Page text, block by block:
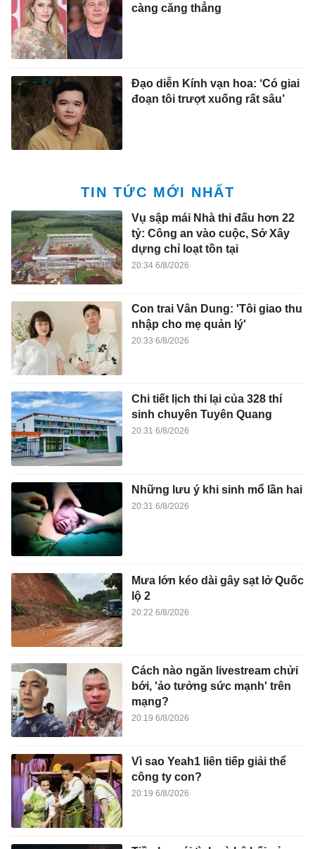
càng căng thẳng
Đạo diễn Kính vạn hoa: ‘Có giai
đoạn tôi trượt xuống rất sâu’
TIN TỨC MỚI NHẤT
Vụ sập mái Nhà thi đấu hơn 22
tỷ: Công an vào cuộc, Sở Xây
dựng chỉ loạt tồn tại
20:34 6/8/2026
Con trai Vân Dung: 'Tôi giao thu
nhập cho mẹ quản lý'
20:33 6/8/2026
Chi tiết lịch thi lại của 328 thí
sinh chuyên Tuyên Quang
20:31 6/8/2026
Những lưu ý khi sinh mổ lần hai
20:31 6/8/2026
Mưa lớn kéo dài gây sạt lở Quốc
lộ 2
20:22 6/8/2026
Cách nào ngăn livestream chửi
bới, 'ảo tưởng sức mạnh' trên
mạng?
20:19 6/8/2026
Vì sao Yeah1 liên tiếp giải thể
công ty con?
20:19 6/8/2026